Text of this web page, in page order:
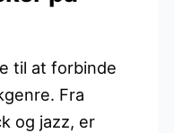
til at forbinde
Fra
og jazz, er